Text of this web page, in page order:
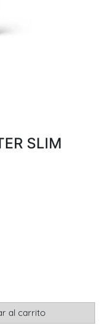
SLIM
al carrito